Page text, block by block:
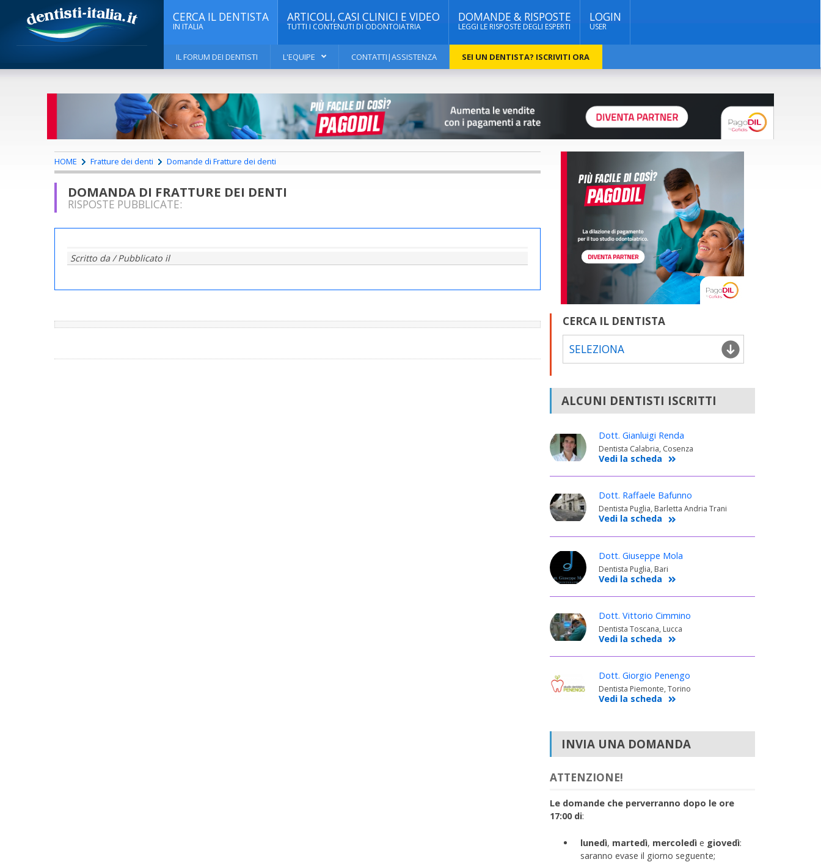
CERCA IL DENTISTA
IN ITALIA
ARTICOLI, CASI CLINICI E VIDEO
TUTTI I CONTENUTI DI ODONTOIATRIA
DOMANDE & RISPOSTE
LEGGI LE RISPOSTE DEGLI ESPERTI
LOGIN
USER
IL FORUM DEI DENTISTI L'EQUIPE CONTATTI|ASSISTENZA SEI UN DENTISTA? ISCRIVITI ORA
HOME Fratture dei denti Domande di Fratture dei denti
DOMANDA DI FRATTURE DEI DENTI
RISPOSTE PUBBLICATE:
Scritto da/ Pubblicato il
CERCA IL DENTISTA
SELEZIONA
ALCUNI DENTISTI ISCRITTI
Dott. Gianluigi Renda
Dentista Calabria, Cosenza
Vedi la scheda
Dott. Raffaele Bafunno
Dentista Puglia, Barletta Andria Trani
Vedi la scheda
Dott. Giuseppe Mola
Dentista Puglia, Bari
Vedi la scheda
Dott. Vittorio Cimmino
Dentista Toscana, Lucca
Vedi la scheda
Dott. Giorgio Penengo
Dentista Piemonte, Torino
Vedi la scheda
INVIA UNA DOMANDA
ATTENZIONE!
Le domande che perverranno dopo le ore
17:00 di:
lunedì, martedì, mercoledì e giovedì:
saranno evase il giorno seguente;